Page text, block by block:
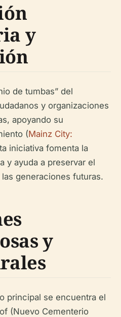
y
de tumbas” del
y organizaciones
apoyando su
(Mainz City:
iniciativa fomenta la
y ayuda a preservar el
generaciones futuras.
y
principal se encuentra el
(Nuevo Cementerio